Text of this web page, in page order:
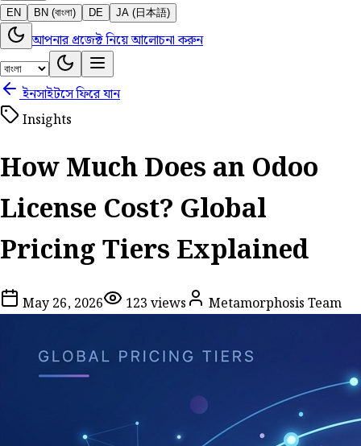
EN
BN (বাংলা) DE JA (日本語)
আপনার প্রজেক্ট নিয়ে আলোচনা করুন
ইনসাইটসে ফিরে যান
Insights
How Much Does an Odoo
License Cost? Global
Pricing Tiers Explained
May 26, 2026 123 views Metamorphosis Team